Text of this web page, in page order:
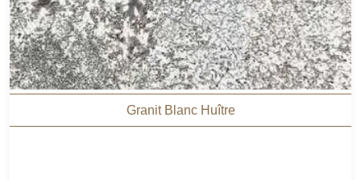
Granit Blanc Huître